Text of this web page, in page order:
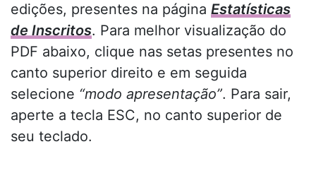
edições, presentes na página Estatísticas
de Inscritos. Para melhor visualização do
PDF abaixo, clique nas setas presentes no
canto superior direito e em seguida
selecione “modo apresentação”. Para sair,
aperte a tecla ESC, no canto superior de
seu teclado.